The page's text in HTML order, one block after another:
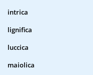
intrica
lignifica
luccica
maiolica